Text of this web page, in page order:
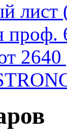
проф.
2640